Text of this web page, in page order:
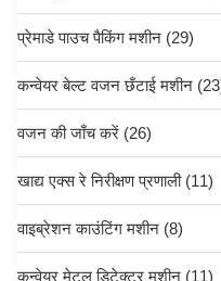
प्रेमाडे पाउच पैकिंग मशीन (29)
कन्वेयर बेल्ट वजन छँटाई मशीन
वजन की जाँच करें (26)
खाद्य एक्स रे निरीक्षण प्रणाली(11)
वाइब्रेशन काउंटिंग मशीन (8)
कन्वेयर मेटल डिटेक्टर मशीन (11)